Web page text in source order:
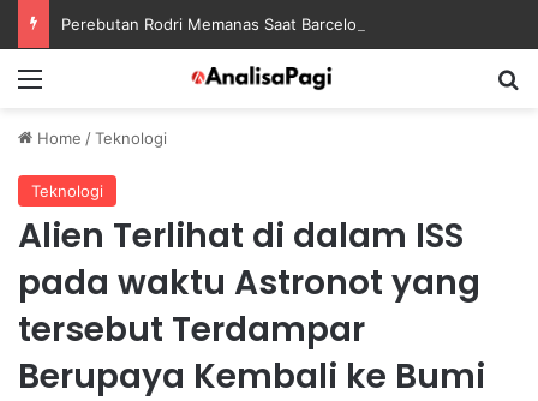
Home /Teknologi
Teknologi
Alien Terlihat di dalam ISS
pada waktu Astronot yang
tersebut Terdampar
Berupaya Kembali ke Bumi